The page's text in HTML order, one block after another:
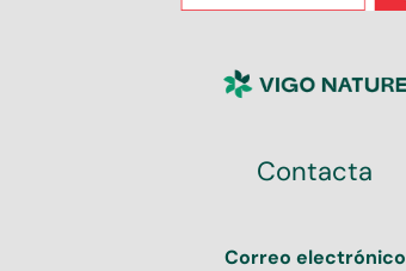
Contacta
Correo electrónico